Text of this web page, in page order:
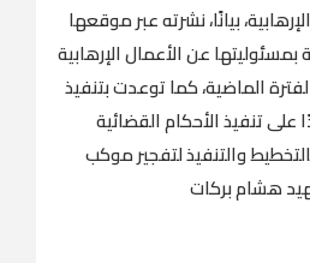
بيانًا، نشرته عبر موقعها
عن الأعمال الإرهابية
الماضية، كما توعدت بتنفيذ
على تنفيذ الأحكام القضائية
والتنفيذ لتفجير موكب
هشام بركات